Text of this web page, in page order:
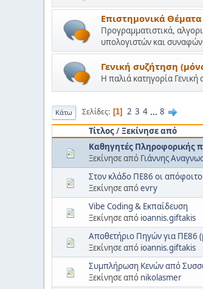
Επιστημονικά Θέματα
Προγραμματιστικά,
υπολογιστών και
Γενική συζήτηση
Η παλιά κατηγορία
Κάτω Σελίδες 1 2 3 4 ... 8
Τίτλος/Ξεκίνησε από
Καθηγητές Πληροφορικής
Ξεκίνησε από Γιάννης
Στον κλάδο ΠΕ86 οι
Ξεκίνησε απόevry
Vibe Coding & Εκπαίδευση
Ξεκίνησε από ioannis.giftakis
Αποθετήριο Πηγών για ΠΕ86
Ξεκίνησε από ioannis.giftakis
Συμπλήρωση Κενών από
Ξεκίνησε από nikolasmer